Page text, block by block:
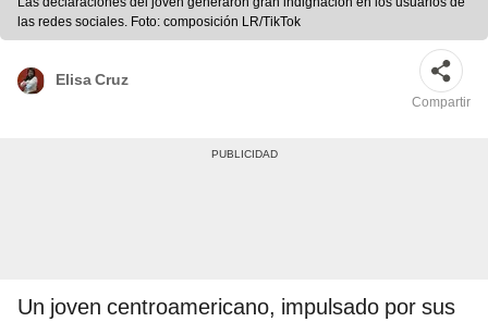
las redes sociales. Foto: composición LR/TikTok
Elisa Cruz
Compartir
Un joven centroamericano, impulsado por sus